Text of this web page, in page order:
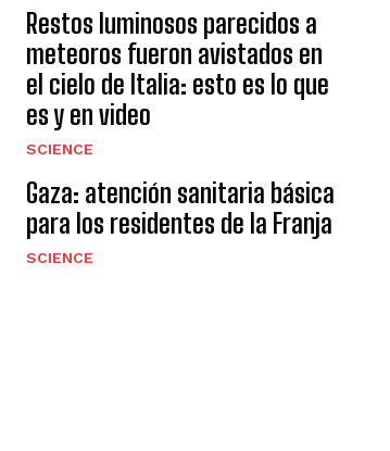
Restos luminosos parecidos a
meteoros fueron avistados en
el cielo de Italia: esto es lo que
es y en video
SCIENCE
Gaza: atención sanitaria básica
para los residentes de la Franja
SCIENCE